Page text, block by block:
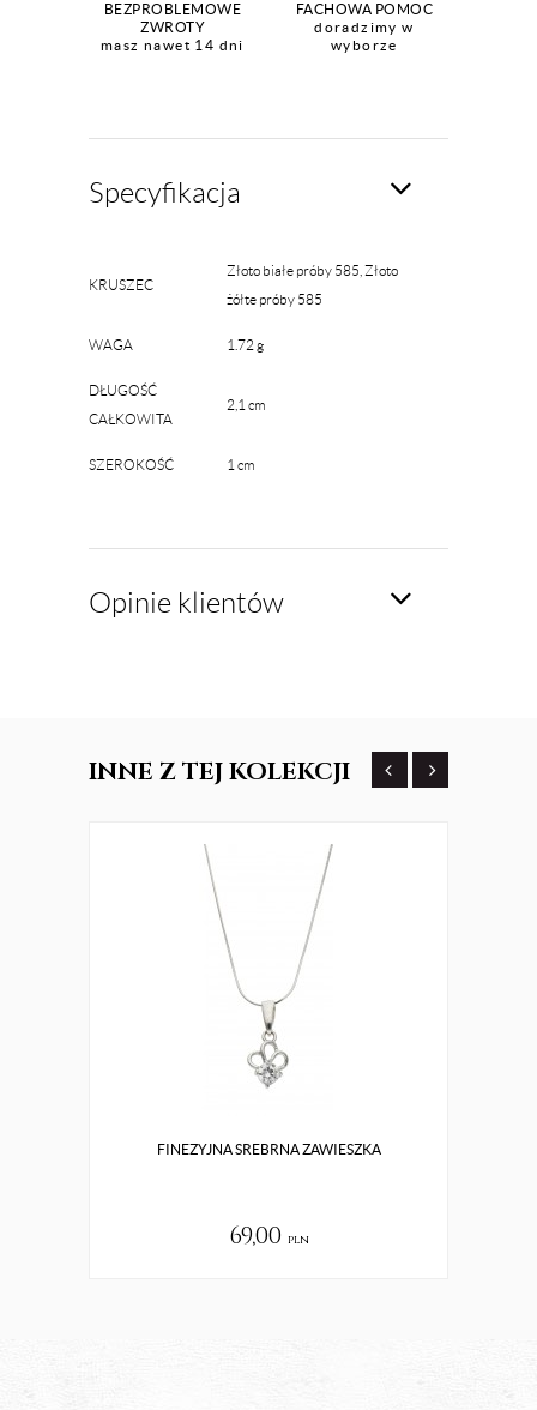
BEZPROBLEMOWE
ZWROTY
masz nawet 14 dni
FACHOWA POMOC
doradzimy w
wyborze
Specyfikacja
KRUSZEC
Złoto białe próby 585, Złoto
żółte próby 585
WAGA 1.72 g
DŁUGOŚĆ
CAŁKOWITA
2,1 cm
SZEROKOŚĆ 1 cm
Opinie klientów
INNE Z TEJ KOLEKCJI
FINEZYJNA SREBRNA ZAWIESZKA
69,00 pln